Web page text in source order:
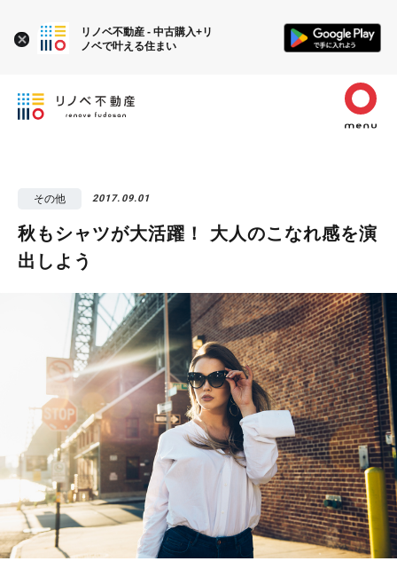
その他 2017.09.01
秋もシャツが大活躍！ 大人のこなれ感を演
出しよう
リノベ不動産 - 中古購入+リ
ノベで叶える住まい